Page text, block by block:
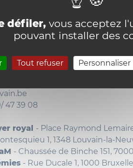
défiler, vous acceptez
pouvant installer des
Tout refuser Personnaliser
47 39 08
royal - Place Raymond
1, 1348 Louvain-la-
- Chaussée de Binche 151,
- Rue Ducale 1, 1000